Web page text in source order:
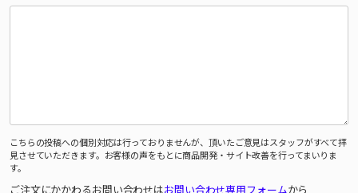
こちらの投稿への個別対応は行っておりませんが、頂いたご意見はスタッフがすべて拝
見させていただきます。お客様の声をもとに商品開発・サイト改善を行ってまいりま
す。
ご注文にかかわるお問い合わせはお問い合わせ専用フォームから